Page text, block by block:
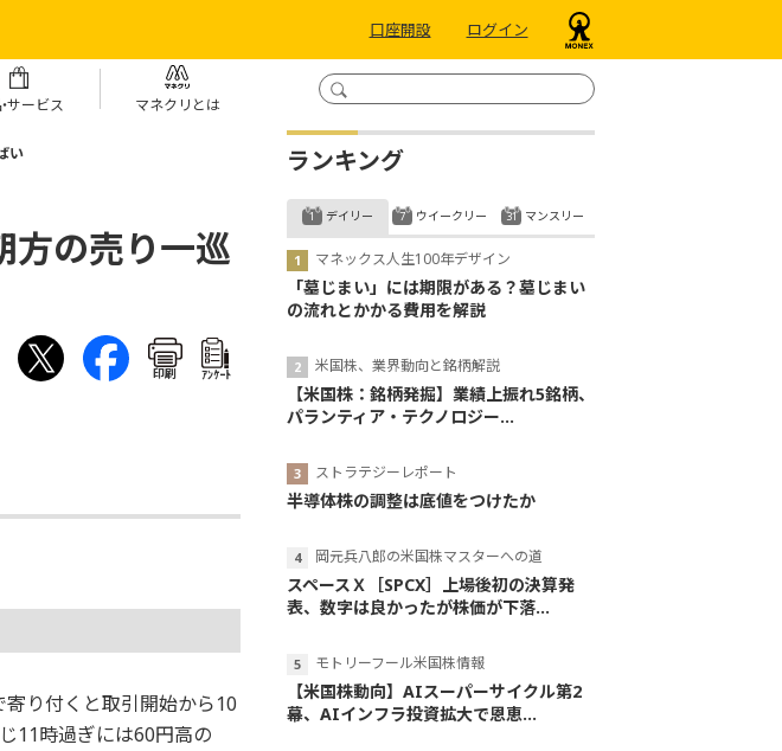
口座開設 ログイン
サービス マネクリとは
い
方の売り一巡
印刷 ｱﾝｹｰﾄ
り付くと取引開始から10
11時過ぎには60円高の
ランキング
デイリー
マネックス人生100年デザイン
「墓じまい」には期限がある？墓じまい
の流れとかかる費用を解説
米国株、業界動向と銘柄解説
【米国株：銘柄発掘】業績上振れ5銘柄、
パランティア・テクノロジー...
ストラテジーレポート
半導体株の調整は底値をつけたか
岡元兵八郎の米国株マスターへの道
スペースＸ［SPCX］上場後初の決算発
表、数字は良かったが株価が下落...
モトリーフール米国株情報
【米国株動向】AIスーパーサイクル第2
幕、AIインフラ投資拡大で恩恵...
ウイークリー マンスリー